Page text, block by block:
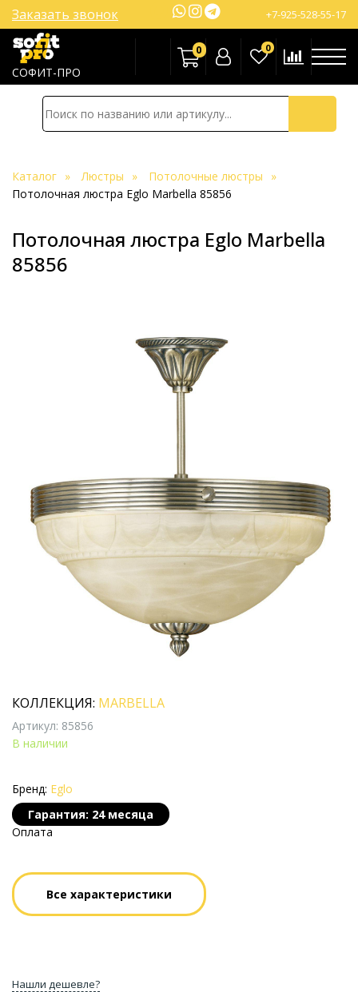
СОФИТ-ПРО
+7-925-528-55-17
Заказать звонок
0 0
Каталог Люстры
Потолочные люстры
Потолочная люстра Eglo Marbella 85856
Потолочная люстра Eglo Marbella
85856
КОЛЛЕКЦИЯ: MARBELLA
Артикул: 85856
В наличии
Бренд: Eglo
Гарантия: 24 месяца
Оплата
Все характеристики
Нашли дешевле?